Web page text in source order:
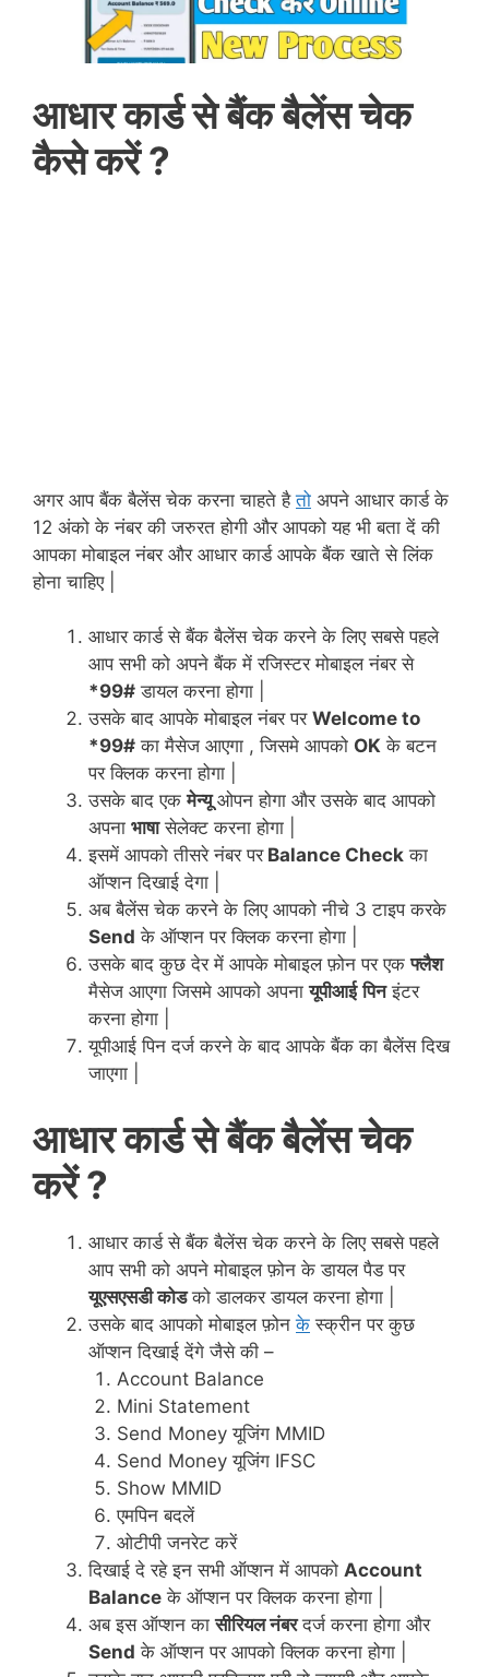
आधार कार्ड से बैंक बैलेंस चेक
कैसे करें ?
अगर आप बैंक बैलेंस चेक करना चाहते हैतो अपने आधार कार्ड के
12 अंको के नंबर की जरुरत होगी और आपको यह भी बता दें की
आपका मोबाइल नंबर और आधार कार्ड आपके बैंक खाते से लिंक
होना चाहिए |
आधार कार्ड से बैंक बैलेंस चेक करने के लिए सबसे पहले
आप सभी को अपने बैंक में रजिस्टर मोबाइल नंबर से
*99# डायल करना होगा |
उसके बाद आपके मोबाइल नंबर पर Welcome to
*99# का मैसेज आएगा , जिसमे आपको OK के बटन
पर क्लिक करना होगा |
उसके बाद एकमेन्यूओपन होगा और उसके बाद आपको
अपना भाषासेलेक्ट करना होगा |
इसमें आपको तीसरे नंबर परBalance Check का
ऑप्शन दिखाई देगा |
अब बैलेंस चेक करने के लिए आपको नीचे 3 टाइप करके
Send के ऑप्शन पर क्लिक करना होगा |
उसके बाद कुछ देर में आपके मोबाइल फ़ोन पर एकफ्लैश
मैसेज आएगा जिसमे आपको अपनायूपीआई पिनइंटर
करना होगा |
यूपीआई पिन दर्ज करने के बाद आपके बैंक का बैलेंस दिख
जाएगा |
आधार कार्ड से बैंक बैलेंस चेक
करें ?
आधार कार्ड से बैंक बैलेंस चेक करने के लिए सबसे पहले
आप सभी को अपने मोबाइल फ़ोन के डायल पैड पर
यूएसएसडी कोडको डालकर डायल करना होगा |
उसके बाद आपको मोबाइल फ़ोनके स्क्रीन पर कुछ
ऑप्शन दिखाई देंगे जैसे की –
Account Balance
Mini Statement
Send Money यूजिंग MMID
Send Money यूजिंग IFSC
Show MMID
एमपिन बदलें
ओटीपी जनरेट करें
दिखाई दे रहे इन सभी ऑप्शन में आपको Account
Balance के ऑप्शन पर क्लिक करना होगा |
अब इस ऑप्शन कासीरियल नंबरदर्ज करना होगा और
Send के ऑप्शन पर आपको क्लिक करना होगा |